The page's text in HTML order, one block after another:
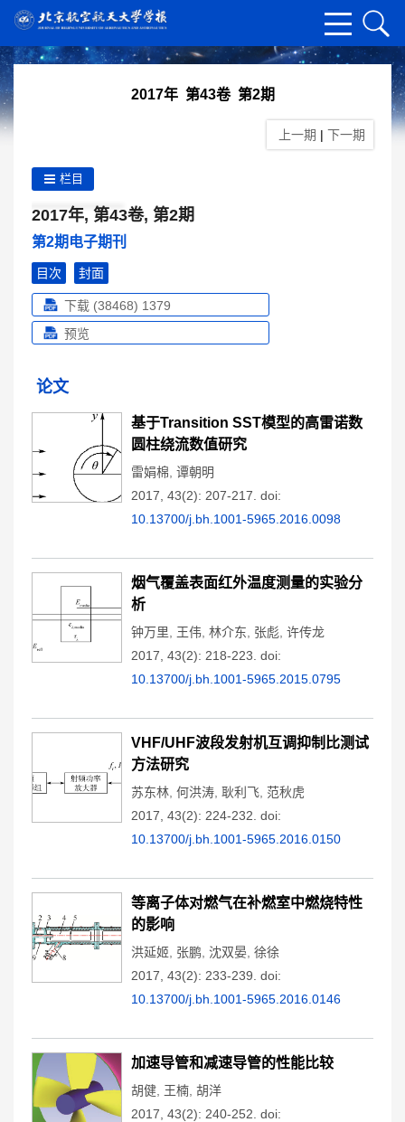
2017年 第43卷 第2期
上一期 | 下一期
栏目
2017年, 第43卷, 第2期
第2期电子期刊
目次 封面
下载 (38468) 1379
预览
论文
基于Transition SST模型的高雷诺数
圆柱绕流数值研究
雷娟棉 谭朝明
2017, 43(2): 207-217. doi:
10.13700/j.bh.1001-5965.2016.0098
烟气覆盖表面红外温度测量的实验分
析
钟万里 王伟 林介东 张彪 许传龙
2017, 43(2): 218-223. doi:
10.13700/j.bh.1001-5965.2015.0795
VHF/UHF波段发射机互调抑制比测试
方法研究
苏东林 何洪涛 耿利飞 范秋虎
2017, 43(2): 224-232. doi:
10.13700/j.bh.1001-5965.2016.0150
等离子体对燃气在补燃室中燃烧特性
的影响
洪延姬 张鹏 沈双晏 徐徐
2017, 43(2): 233-239. doi:
10.13700/j.bh.1001-5965.2016.0146
加速导管和减速导管的性能比较
胡健 王楠 胡洋
2017, 43(2): 240-252. doi: